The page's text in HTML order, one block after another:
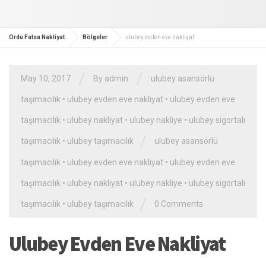
Ordu Fatsa Nakliyat Bölgeler ulubey evden eve nakliyat
May 10, 2017 By admin ulubey asansörlü
taşımacılık • ulubey evden eve nakliyat • ulubey evden eve
taşımacılık • ulubey nakliyat • ulubey nakliye • ulubey sigortalı
taşımacılık • ulubey taşımacılık ulubey asansörlü
taşımacılık • ulubey evden eve nakliyat • ulubey evden eve
taşımacılık • ulubey nakliyat • ulubey nakliye • ulubey sigortalı
taşımacılık • ulubey taşımacılık 0 Comments
Ulubey Evden Eve Nakliyat